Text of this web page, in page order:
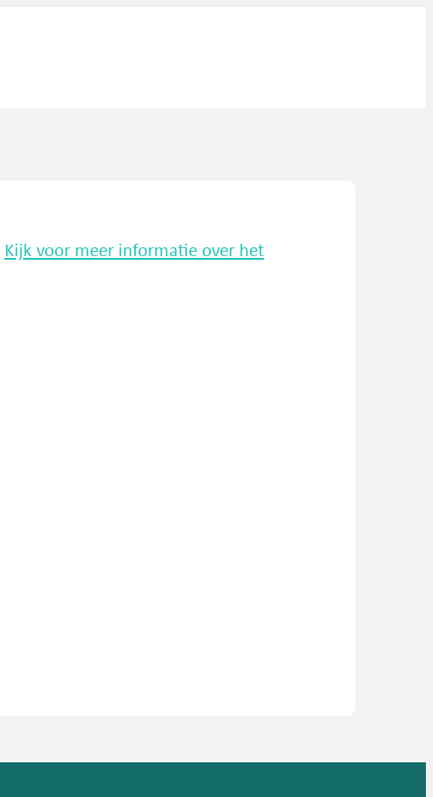
Kijk voor meer informatie over het